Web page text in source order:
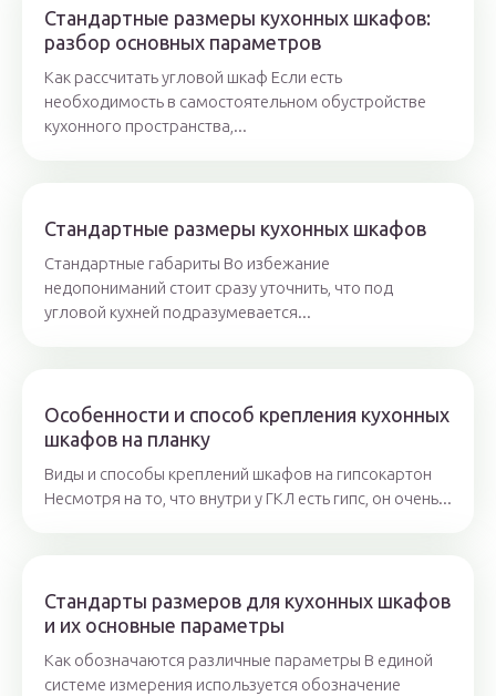
Стандартные размеры кухонных шкафов:
разбор основных параметров
Как рассчитать угловой шкаф Если есть
необходимость в самостоятельном обустройстве
кухонного пространства,...
Стандартные размеры кухонных шкафов
Стандартные габариты Во избежание
недопониманий стоит сразу уточнить, что под
угловой кухней подразумевается...
Особенности и способ крепления кухонных
шкафов на планку
Виды и способы креплений шкафов на гипсокартон
Несмотря на то, что внутри у ГКЛ есть гипс, он очень...
Стандарты размеров для кухонных шкафов
и их основные параметры
Как обозначаются различные параметры В единой
системе измерения используется обозначение